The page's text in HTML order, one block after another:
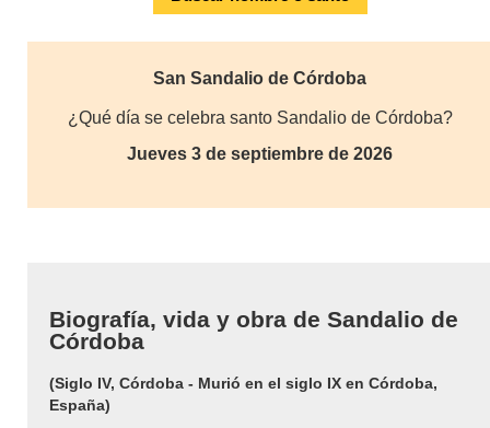
San Sandalio de Córdoba
¿Qué día se celebra santo Sandalio de Córdoba?
Jueves 3 de septiembre de 2026
Biografía, vida y obra de Sandalio de
Córdoba
(Siglo IV, Córdoba - Murió en el siglo IX en Córdoba,
España)